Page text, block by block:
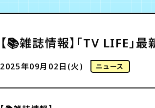
【📚雑誌情報】「TV LIFE」
2025年09月02日(火) ニュース